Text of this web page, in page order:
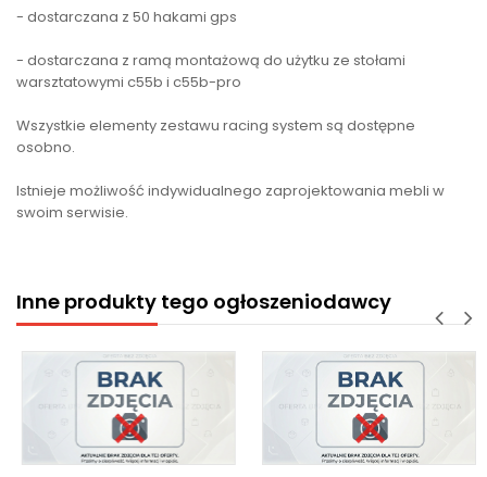
- dostarczana z 50 hakami gps
- dostarczana z ramą montażową do użytku ze stołami
warsztatowymi c55b i c55b-pro
Wszystkie elementy zestawu racing system są dostępne
osobno.
Istnieje możliwość indywidualnego zaprojektowania mebli w
swoim serwisie.
Inne produkty tego ogłoszeniodawcy